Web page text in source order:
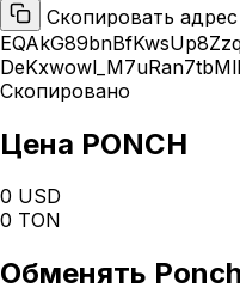
Скопировать адрес
Скопировано
Цена PONCH
0 USD
0 TON
Обменять